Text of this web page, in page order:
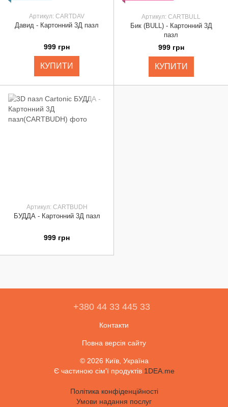
Артикул: CARTDAV
Давид - Картонний 3Д пазл
999 грн
КУПИТИ
Артикул: CARTBULL
Бик (BULL) - Картонний 3Д
пазл
999 грн
КУПИТИ
Артикул: CARTBUDH
БУДДА - Картонний 3Д пазл
999 грн
+380 44 33 445 33
Контакти
Повна версія сайту
© 2026 Київ, Україна
Є частиною сім'ї продуктів 1DEA.me
Політика конфіденційності
Умови надання послуг